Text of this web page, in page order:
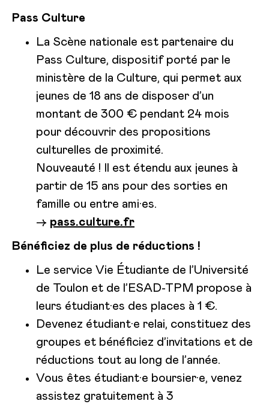
Pass Culture
La Scène nationale est partenaire du
Pass Culture, dispositif porté par le
ministère de la Culture, qui permet aux
jeunes de 18 ans de disposer d’un
montant de 300 € pendant 24 mois
pour découvrir des propositions
culturelles de proximité.
Nouveauté ! Il est étendu aux jeunes à
partir de 15 ans pour des sorties en
famille ou entre ami·es.
→ pass.culture.fr
Bénéficiez de plus de réductions !
Le service Vie Étudiante de l’Université
de Toulon et de l’ESAD-TPM propose à
leurs étudiant·es des places à 1 €.
Devenez étudiant·e relai, constituez des
groupes et bénéficiez d’invitations et de
réductions tout au long de l’année.
Vous êtes étudiant·e boursier·e, venez
assistez gratuitement à 3